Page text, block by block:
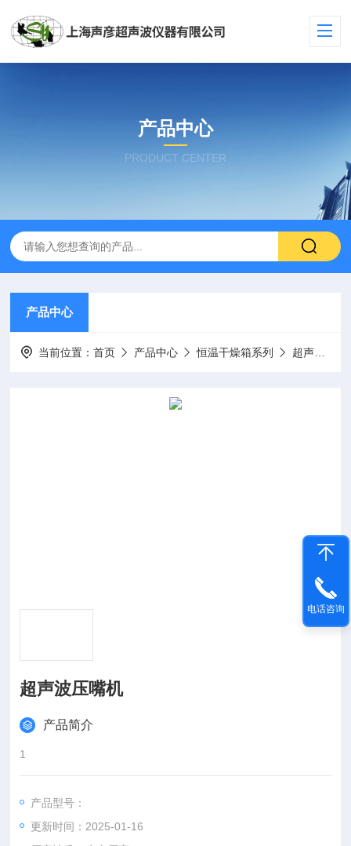
产品中心
PRODUCT CENTER
产品中心
当前位置：首页 产品中心 恒温干燥箱系列 超声波压嘴机（N95）
超声波压嘴机
产品简介
1
产品型号：
更新时间：2025-01-16
电话咨询